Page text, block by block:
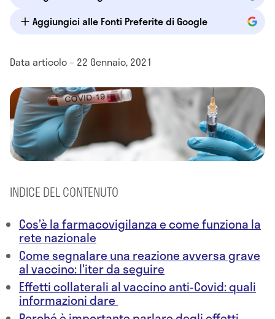
Aggiungici alle Fonti Preferite di Google
Data articolo – 22 Gennaio, 2021
INDICE DEL CONTENUTO
Cos’è la farmacovigilanza e come funziona la
rete nazionale
Come segnalare una reazione avversa grave
al vaccino: l'iter da seguire
Effetti collaterali al vaccino anti-Covid: quali
informazioni dare